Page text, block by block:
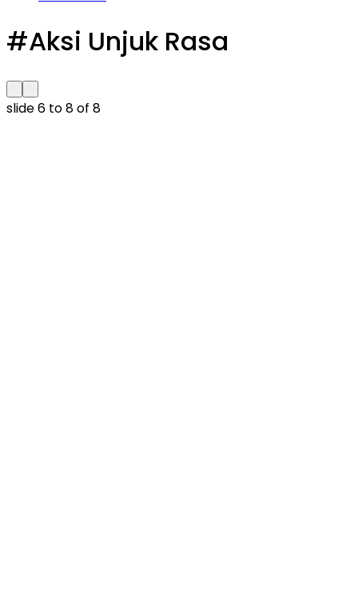
#Aksi Unjuk Rasa
slide6 to 8of 8